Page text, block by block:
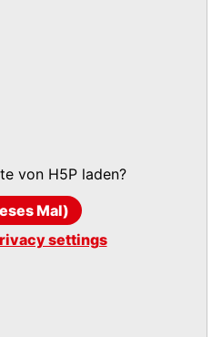
von H5Pladen?
Mal)
settings